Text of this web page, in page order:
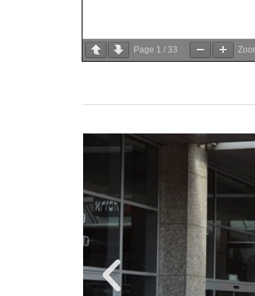
Page 1 / 33